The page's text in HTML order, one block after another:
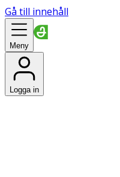
Gå till innehåll
Meny
Logga in